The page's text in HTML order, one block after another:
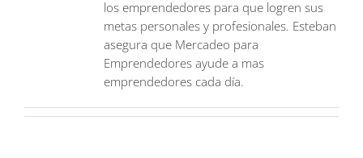
los emprendedores para que logren sus
metas personales y profesionales. Esteban
asegura que Mercadeo para
Emprendedores ayude a mas
emprendedores cada día.